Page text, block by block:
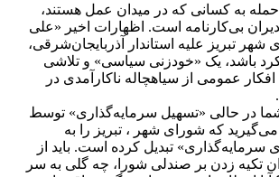
به کسانی که در میدان عمل هستند،
بی‌کارنامه است. اظهارات اخیر «علی
تبریز علیه استاندار آذربایجان‌شرقی،
باشد، یک «خودزنی سیاسی» و تلاشی
افکار عمومی از سیاهچاله ناکارآمدی در
در حالی «تسهیل سرمایه‌گذاری» توسط
می‌گیرید که شورای شهر ، تبریز را به
تبدیل کرده‌ است. باید از
تکیه زدن بر صندلی شورا، چه گلی به سر